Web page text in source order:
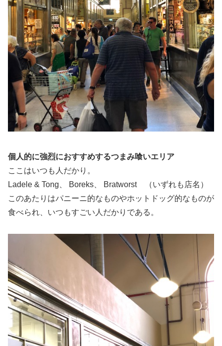
個人的に強烈におすすめするつまみ喰いエリア
ここはいつも人だかり。
Ladele & Tong、 Boreks、 Bratworst （いずれも店名）
このあたりはパニーニ的なものやホットドッグ的なものが
食べられ、いつもすごい人だかりである。